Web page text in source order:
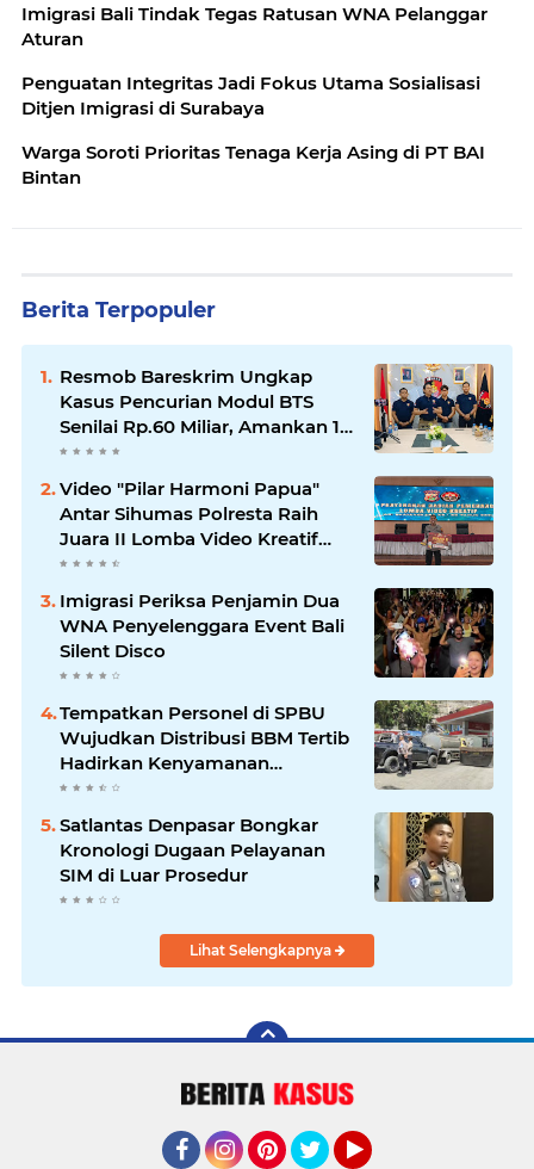
Imigrasi Bali Tindak Tegas Ratusan WNA Pelanggar
Aturan
Penguatan Integritas Jadi Fokus Utama Sosialisasi
Ditjen Imigrasi di Surabaya
Warga Soroti Prioritas Tenaga Kerja Asing di PT BAI
Bintan
Berita Terpopuler
Resmob Bareskrim Ungkap
Kasus Pencurian Modul BTS
Senilai Rp.60 Miliar, Amankan 12
Tersangka
Video "Pilar Harmoni Papua"
Antar Sihumas Polresta Raih
Juara II Lomba Video Kreatif
Hari Bhayangkara ke-80
Imigrasi Periksa Penjamin Dua
WNA Penyelenggara Event Bali
Silent Disco
‎Tempatkan Personel di SPBU
Wujudkan Distribusi BBM Tertib
Hadirkan Kenyamanan
Masyarakat
Satlantas Denpasar Bongkar
Kronologi Dugaan Pelayanan
SIM di Luar Prosedur
Lihat Selengkapnya